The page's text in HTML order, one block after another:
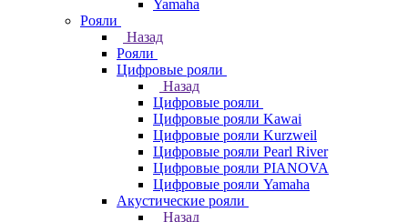
Yamaha
Рояли
Назад
Рояли
Цифровые рояли
Назад
Цифровые рояли
Цифровые рояли Kawai
Цифровые рояли Kurzweil
Цифровые рояли Pearl River
Цифровые рояли PIANOVA
Цифровые рояли Yamaha
Акустические рояли
Назад